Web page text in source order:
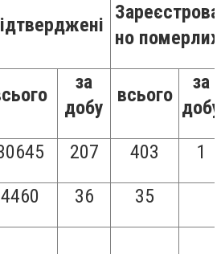
Зареєстрова
но померлих
за
добу
всього
за
добу
207 403
1
4460 36
35